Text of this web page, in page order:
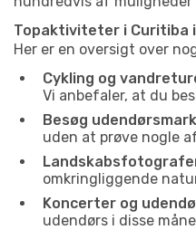
Topaktiviteter i Curitiba
Her er en oversigt over
Cykling og
Vi anbefaler, at du
Besøg
uden at prøve nogle
omkringliggende
Koncerter og
udendørs i disse